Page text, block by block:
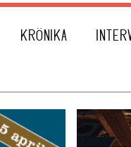
KRÖNIKA